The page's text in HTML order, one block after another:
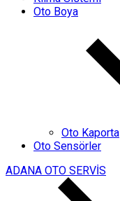
Oto Boya
Oto Kaporta
Oto Sensörler
ADANA OTO SERVİS